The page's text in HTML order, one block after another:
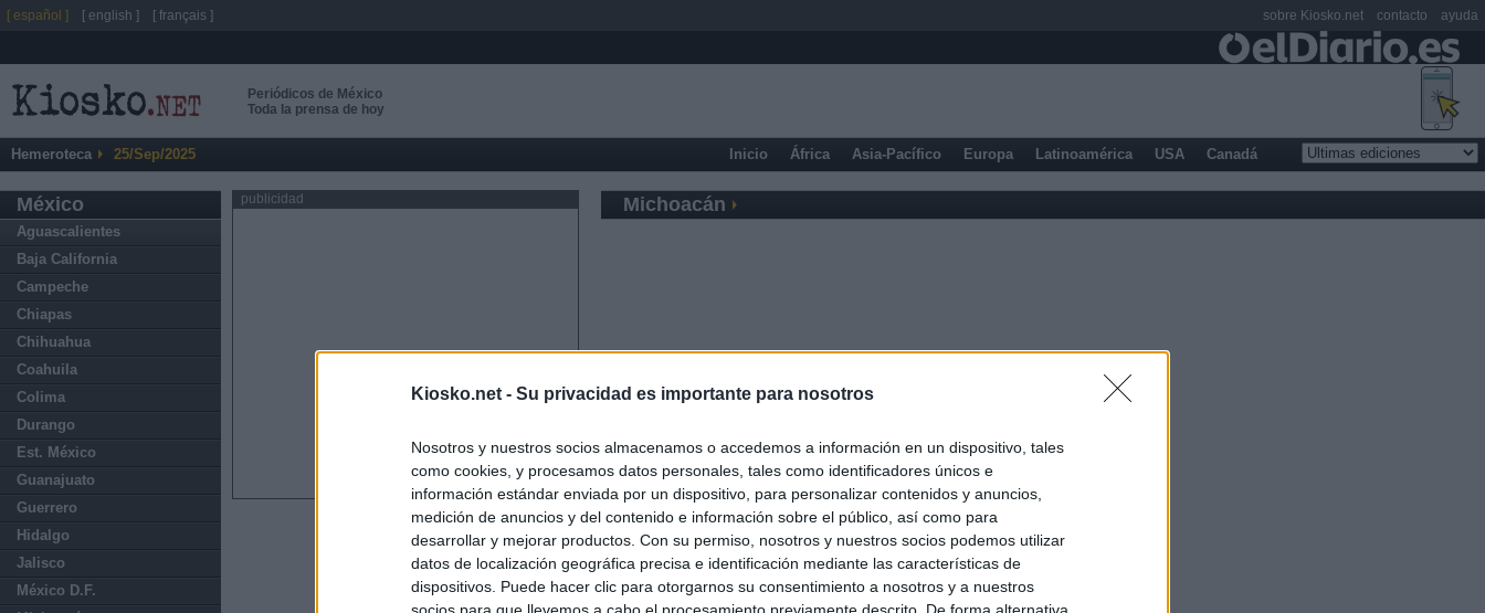
Kiosko.net - Su privacidad es importante para nosotros
Nosotros y nuestros socios almacenamos o accedemos a información en un dispositivo, tales
como cookies, y procesamos datos personales, tales como identificadores únicos e
información estándar enviada por un dispositivo, para personalizar contenidos y anuncios,
medición de anuncios y del contenido e información sobre el público, así como para
desarrollar y mejorar productos. Con su permiso, nosotros y nuestros socios podemos utilizar
datos de localización geográfica precisa e identificación mediante las características de
dispositivos. Puede hacer clic para otorgarnos su consentimiento a nosotros y a nuestros
socios para que llevemos a cabo el procesamiento previamente descrito. De forma alternativa,
Periódicos de México
Toda la prensa de hoy
Hemeroteca 25/Sep/2025 Inicio África Asia-Pacífico Europa Latinoamérica USA Canadá
México
Aguascalientes
Baja California
Campeche
Chiapas
Chihuahua
Coahuila
Colima
Durango
Est. México
Guanajuato
Guerrero
Hidalgo
Jalisco
México D.F.
publicidad Michoacán
[ español ] [ english ] [ français ] sobre Kiosko.net contacto ayuda